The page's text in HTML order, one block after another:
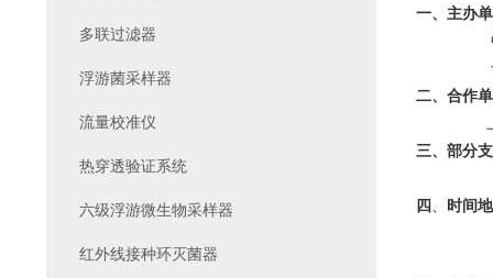
一、主办
中国微
食品伙
二、合作
三、部分
四 时间
多联过滤器
浮游菌采样器
流量校准仪
热穿透验证系统
六级浮游微生物采样器
红外线接种环灭菌器